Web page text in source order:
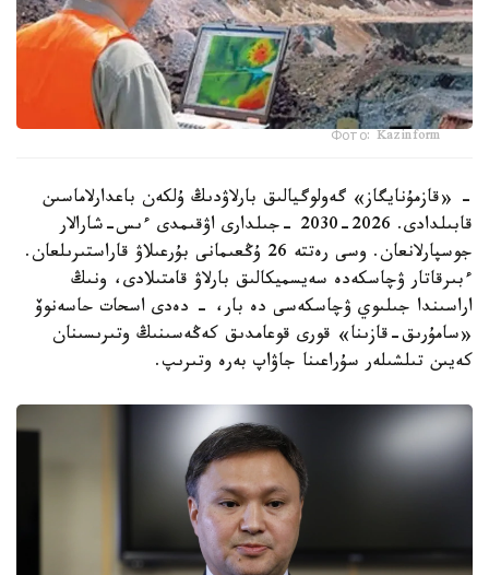
Фото: Kazinform
- «قازمۇنايگاز» گەولوگيالىق بارلاۋدىڭ ۇلكەن باعدارلاماسىن
قابىلدادى. 2026-2030 -جىلدارى اۋقىمدى ءىس-شارالار
جوسپارلانعان. وسى رەتتە 26 ۇڭعىمانى بۇرعىلاۋ قاراستىرىلعان.
ءبىرقاتار ۋچاسكەدە سەيسميكالىق بارلاۋ قامتىلادى، ونىڭ
اراسىندا جىلىوي ۋچاسكەسى دە بار، - دەدى اسحات حاسەنوۆ
«سامۇرىق-قازىنا» قورى قوعامدىق كەڭەسىنىڭ وتىرىسىنان
كەيىن تىلشىلەر سۇراعىنا جاۋاپ بەرە وتىرىپ.